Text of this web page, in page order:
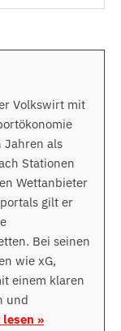
Volkswirt mit
Jahren als
Stationen
Wettanbieter
gilt er
Bei seinen
wie xG,
einem klaren
und
lesen »